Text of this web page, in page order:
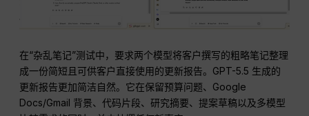
在“杂乱笔记”测试中，要求两个模型将客户撰写的粗略笔记整理
成一份简短且可供客户直接使用的更新报告。GPT-5.5 生成的
更新报告更加简洁自然。它在保留预算问题、Google
Docs/Gmail 背景、代码片段、研究摘要、提案草稿以及多模型